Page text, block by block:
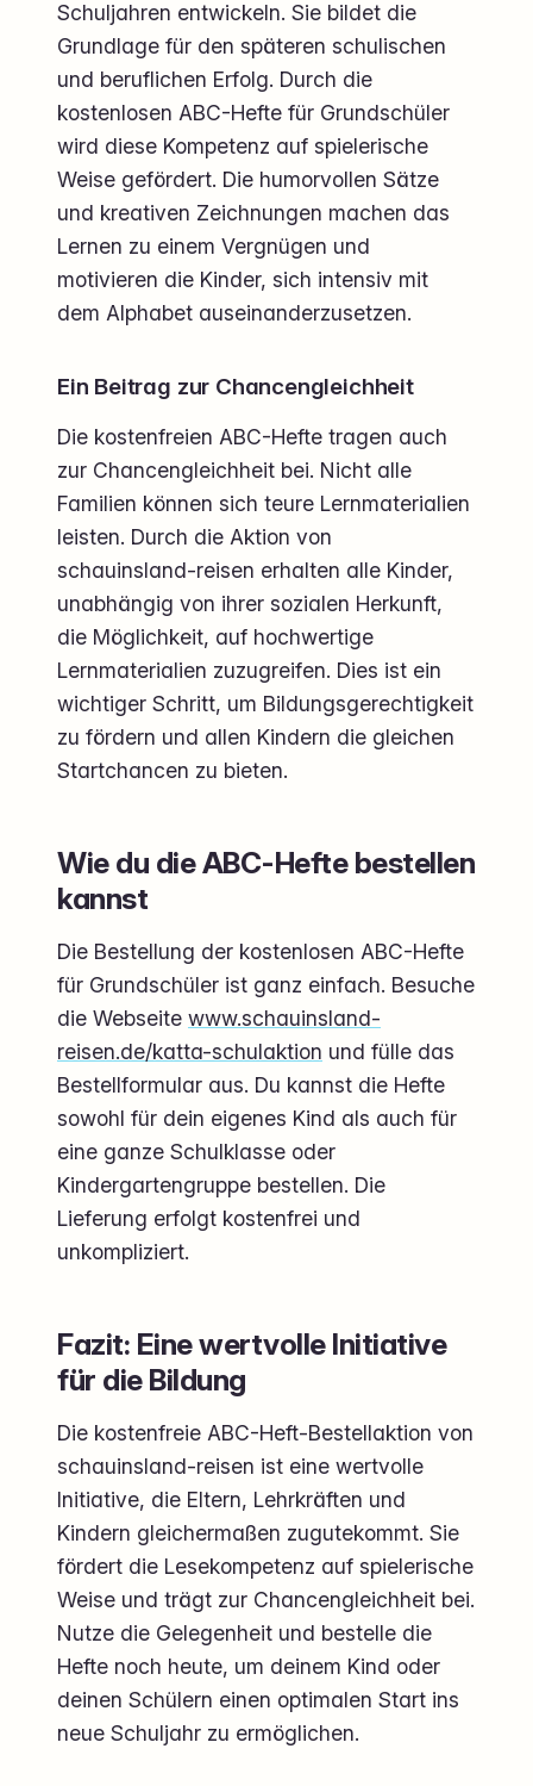
Schuljahren entwickeln. Sie bildet die
Grundlage für den späteren schulischen
und beruflichen Erfolg. Durch die
kostenlosen ABC-Hefte für Grundschüler
wird diese Kompetenz auf spielerische
Weise gefördert. Die humorvollen Sätze
und kreativen Zeichnungen machen das
Lernen zu einem Vergnügen und
motivieren die Kinder, sich intensiv mit
dem Alphabet auseinanderzusetzen.
Ein Beitrag zur Chancengleichheit
Die kostenfreien ABC-Hefte tragen auch
zur Chancengleichheit bei. Nicht alle
Familien können sich teure Lernmaterialien
leisten. Durch die Aktion von
schauinsland-reisen erhalten alle Kinder,
unabhängig von ihrer sozialen Herkunft,
die Möglichkeit, auf hochwertige
Lernmaterialien zuzugreifen. Dies ist ein
wichtiger Schritt, um Bildungsgerechtigkeit
zu fördern und allen Kindern die gleichen
Startchancen zu bieten.
Wie du die ABC-Hefte bestellen
kannst
Die Bestellung der kostenlosen ABC-Hefte
für Grundschüler ist ganz einfach. Besuche
die Webseite www.schauinsland-
reisen.de/katta-schulaktion und fülle das
Bestellformular aus. Du kannst die Hefte
sowohl für dein eigenes Kind als auch für
eine ganze Schulklasse oder
Kindergartengruppe bestellen. Die
Lieferung erfolgt kostenfrei und
unkompliziert.
Fazit: Eine wertvolle Initiative
für die Bildung
Die kostenfreie ABC-Heft-Bestellaktion von
schauinsland-reisen ist eine wertvolle
Initiative, die Eltern, Lehrkräften und
Kindern gleichermaßen zugutekommt. Sie
fördert die Lesekompetenz auf spielerische
Weise und trägt zur Chancengleichheit bei.
Nutze die Gelegenheit und bestelle die
Hefte noch heute, um deinem Kind oder
deinen Schülern einen optimalen Start ins
neue Schuljahr zu ermöglichen.